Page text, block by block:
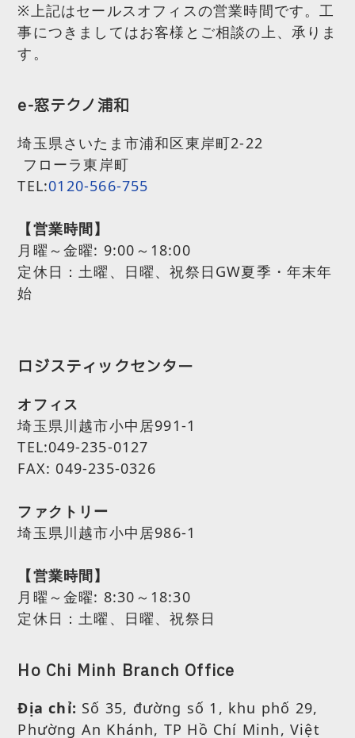
※上記はセールスオフィスの営業時間です。工
事につきましてはお客様とご相談の上、承りま
す。
e-窓テクノ浦和
埼玉県さいたま市浦和区東岸町2-22
フローラ東岸町
TEL:0120-566-755
【営業時間】
月曜～金曜: 9:00～18:00
定休日：土曜、日曜、祝祭日GW夏季・年末年
始
ロジスティックセンター
オフィス
埼玉県川越市小中居991-1
TEL:049-235-0127
FAX: 049-235-0326
ファクトリー
埼玉県川越市小中居986-1
【営業時間】
月曜～金曜: 8:30～18:30
定休日：土曜、日曜、祝祭日
Ho Chi Minh Branch Office
Địa chỉ: Số 35, đường số 1, khu phố 29,
Phường An Khánh, TP Hồ Chí Minh, Việt